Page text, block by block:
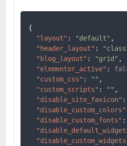
{
"layout" : "default" ,
"header_layout" :
"blog_layout" : "grid" ,
"elementor_active" :
"custom_css" : "" ,
"custom_scripts" : "" ,
"disable_site_favicon" :
"disable_custom_colors"
"disable_custom_fonts" :